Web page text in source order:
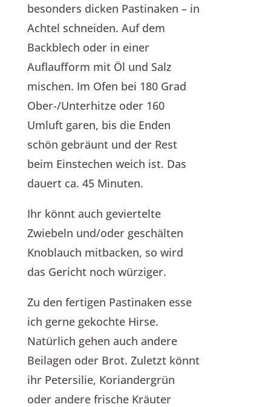
besonders dicken Pastinaken – in
Achtel schneiden. Auf dem
Backblech oder in einer
Auflaufform mit Öl und Salz
mischen. Im Ofen bei 180 Grad
Ober-/Unterhitze oder 160
Umluft garen, bis die Enden
schön gebräunt und der Rest
beim Einstechen weich ist. Das
dauert ca. 45 Minuten.
Ihr könnt auch geviertelte
Zwiebeln und/oder geschälten
Knoblauch mitbacken, so wird
das Gericht noch würziger.
Zu den fertigen Pastinaken esse
ich gerne gekochte Hirse.
Natürlich gehen auch andere
Beilagen oder Brot. Zuletzt könnt
ihr Petersilie, Koriandergrün
oder andere frische Kräuter